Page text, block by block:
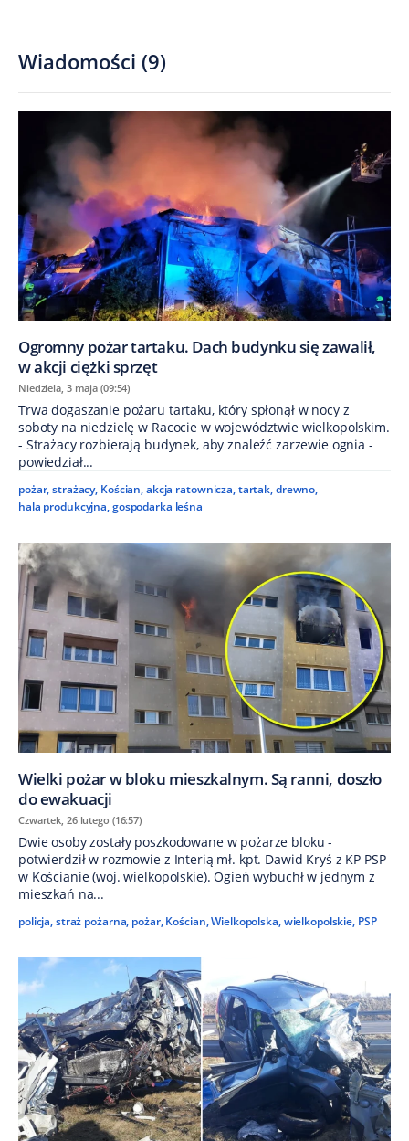
Wiadomości (9)
Ogromny pożar tartaku. Dach budynku się zawalił,
w akcji ciężki sprzęt
Niedziela, 3 maja (09:54)
Trwa dogaszanie pożaru tartaku, który spłonął w nocy z
soboty na niedzielę w Racocie w województwie wielkopolskim.
- Strażacy rozbierają budynek, aby znaleźć zarzewie ognia -
powiedział...
pożar,strażacy, Kościan,akcja ratownicza,tartak,drewno,
hala produkcyjna,gospodarka leśna
Wielki pożar w bloku mieszkalnym. Są ranni, doszło
do ewakuacji
Czwartek, 26 lutego (16:57)
Dwie osoby zostały poszkodowane w pożarze bloku -
potwierdził w rozmowie z Interią mł. kpt. Dawid Kryś z KP PSP
w Kościanie (woj. wielkopolskie). Ogień wybuchł w jednym z
mieszkań na...
policja,straż pożarna, pożar, Kościan,Wielkopolska,wielkopolskie, PSP